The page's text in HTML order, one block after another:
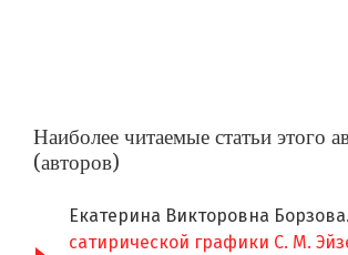
Наиболее читаемые статьи этого
(авторов)
Екатерина Викторовна Борзова.
сатирической графики С. М.